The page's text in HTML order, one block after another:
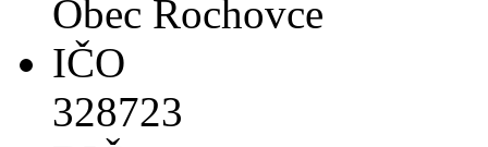
Obec Rochovce
IČO
328723